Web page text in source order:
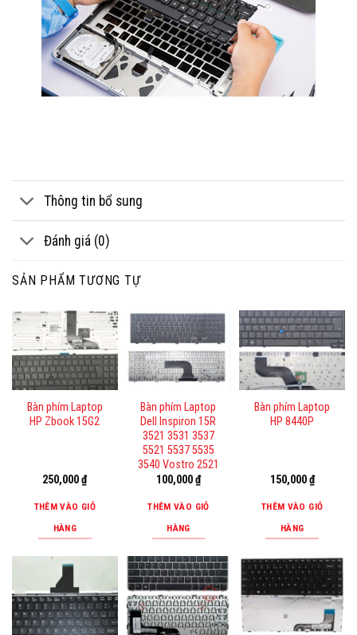
Thông tin bổ sung
Đánh giá (0)
SẢN PHẨM TƯƠNG TỰ
Bàn phím Laptop
HP Zbook 15G2
250,000₫
THÊM VÀO GIỎ
HÀNG
Bàn phím Laptop
Dell Inspiron 15R
3521 3531 3537
5521 5537 5535
3540 Vostro 2521
100,000₫
THÊM VÀO GIỎ
HÀNG
Bàn phím Laptop
HP 8440P
150,000₫
THÊM VÀO GIỎ
HÀNG